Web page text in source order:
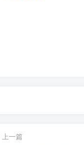
上一篇